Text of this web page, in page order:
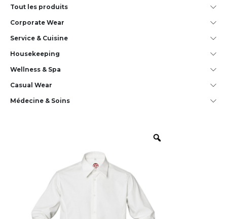
Tout les produits
Corporate Wear
Service & Cuisine
House­keeping
Wellness & Spa
Casual Wear
Médecine & Soins